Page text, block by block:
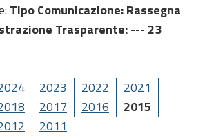
Tipo Comunicazione: Rassegna
Trasparente: --- 23
2023 2022
2021
2017 2016
2015
2011